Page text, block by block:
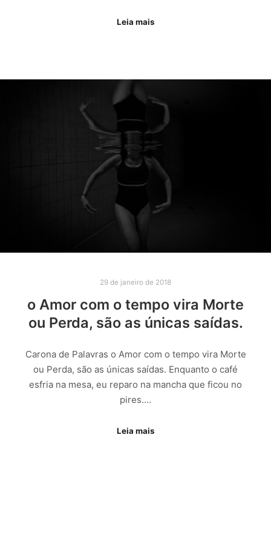
Leia mais
29 de janeiro de 2018
o Amor com o tempo vira Morte
ou Perda, são as únicas saídas.
Carona de Palavras o Amor com o tempo vira Morte
ou Perda, são as únicas saídas. Enquanto o café
esfria na mesa, eu reparo na mancha que ficou no
pires.…
Leia mais